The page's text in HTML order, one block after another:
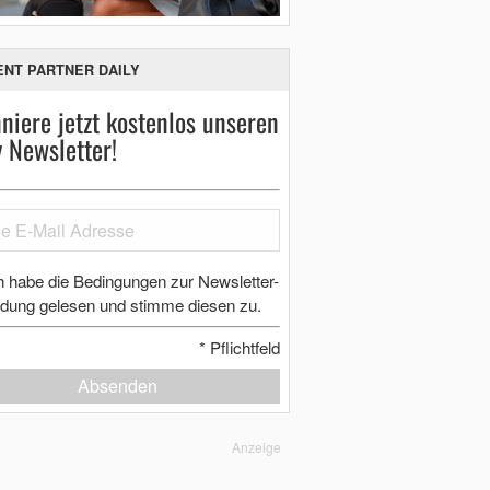
PARTNER DAILY
jetzt kostenlos unseren
Newsletter!
habe die Bedingungen zur Newsletter-
gelesen und stimme diesen zu.
* Pflichtfeld
Absenden
Anzeige